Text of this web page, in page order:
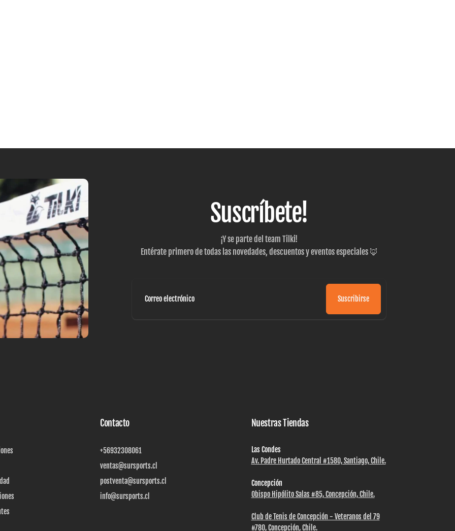
Suscríbete!
¡Y se parte del team Tilki!
Entérate primero de todas las novedades, descuentos y eventos especiales 🦊
Suscribirse
Contacto
+56932308061
ventas@sursports.cl
postventa@sursports.cl
info@sursports.cl
Nuestras Tiendas
Las Condes
Av. Padre Hurtado Central #1580, Santiago, Chile.
Concepción
Obispo Hipólito Salas #85, Concepción, Chile.
Club de Tenis de Concepción - Veteranos del 79
#780, Concepción, Chile.